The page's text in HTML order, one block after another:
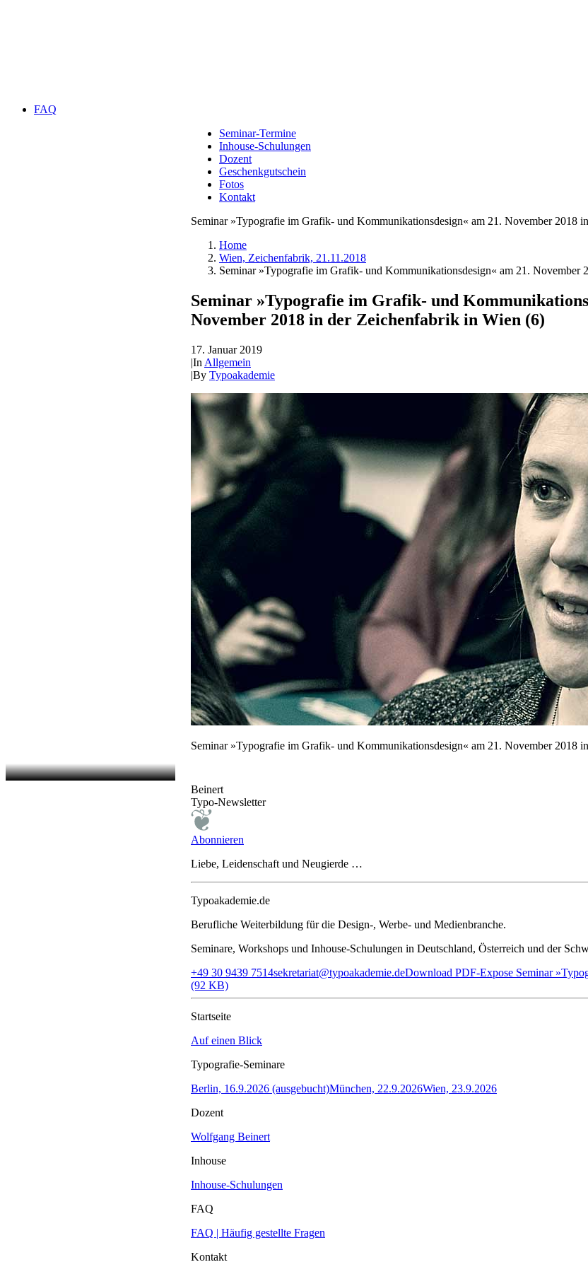
FAQ
Seminar-Termine
Inhouse-Schulungen
Dozent
Geschenkgutschein
Fotos
Kontakt
Seminar »Typografie im Grafik- und Kommunikationsdesign« am 21. November 2018
Home
Wien, Zeichenfabrik, 21.11.2018
Seminar »Typografie im Grafik- und Kommunikationsdesign« am 21. November
Seminar »Typografie im Grafik- und
November 2018 in der Zeichenfabrik in Wien (6)
17. Januar 2019
|In Allgemein
|By Typoakademie
Seminar »Typografie im Grafik- und Kommunikationsdesign« am 21. November 2018
Beinert
Typo-Newsletter
Abonnieren
Liebe, Leidenschaft und Neugierde …
Typoakademie.de
Berufliche Weiterbildung für die Design-, Werbe- und Medienbranche.
Seminare, Workshops und Inhouse-Schulungen in Deutschland, Österreich und der
+49 30 9439 7514sekretariat@typoakademie.deDownload PDF-Expose Seminar
(92 KB)
Startseite
Auf einen Blick
Typografie-Seminare
Berlin, 16.9.2026 (ausgebucht)München, 22.9.2026Wien, 23.9.2026
Dozent
Wolfgang Beinert
Inhouse
Inhouse-Schulungen
FAQ
FAQ | Häufig gestellte Fragen
Kontakt